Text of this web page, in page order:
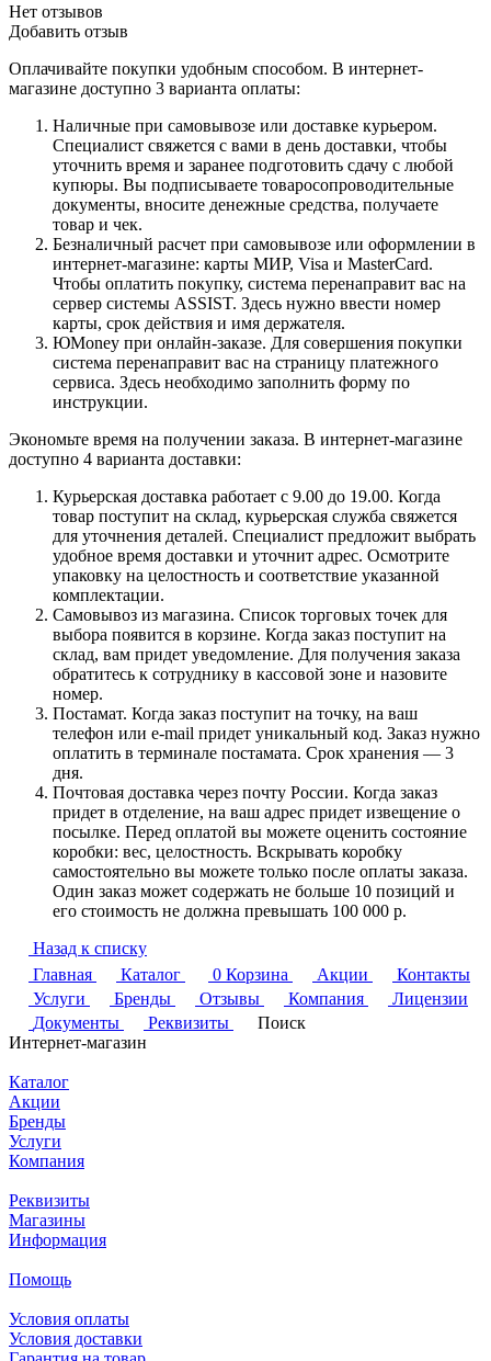
Нет отзывов
Добавить отзыв
Оплачивайте покупки удобным способом. В интернет-
магазине доступно 3 варианта оплаты:
Наличные при самовывозе или доставке курьером.
Специалист свяжется с вами в день доставки, чтобы
уточнить время и заранее подготовить сдачу с любой
купюры. Вы подписываете товаросопроводительные
документы, вносите денежные средства, получаете
товар и чек.
Безналичный расчет при самовывозе или оформлении в
интернет-магазине: карты МИР, Visa и MasterCard.
Чтобы оплатить покупку, система перенаправит вас на
сервер системы ASSIST. Здесь нужно ввести номер
карты, срок действия и имя держателя.
ЮMoney при онлайн-заказе. Для совершения покупки
система перенаправит вас на страницу платежного
сервиса. Здесь необходимо заполнить форму по
инструкции.
Экономьте время на получении заказа. В интернет-магазине
доступно 4 варианта доставки:
Курьерская доставка работает с 9.00 до 19.00. Когда
товар поступит на склад, курьерская служба свяжется
для уточнения деталей. Специалист предложит выбрать
удобное время доставки и уточнит адрес. Осмотрите
упаковку на целостность и соответствие указанной
комплектации.
Самовывоз из магазина. Список торговых точек для
выбора появится в корзине. Когда заказ поступит на
склад, вам придет уведомление. Для получения заказа
обратитесь к сотруднику в кассовой зоне и назовите
номер.
Постамат. Когда заказ поступит на точку, на ваш
телефон или e-mail придет уникальный код. Заказ нужно
оплатить в терминале постамата. Срок хранения — 3
дня.
Почтовая доставка через почту России. Когда заказ
придет в отделение, на ваш адрес придет извещение о
посылке. Перед оплатой вы можете оценить состояние
коробки: вес, целостность. Вскрывать коробку
самостоятельно вы можете только после оплаты заказа.
Один заказ может содержать не больше 10 позиций и
его стоимость не должна превышать 100 000 р.
Назад к списку
Главная
Каталог 0 Корзина Акции
Контакты
Услуги
Бренды Отзывы Компания
Лицензии
Документы
Реквизиты
Поиск
Интернет-магазин
Каталог
Акции
Бренды
Услуги
Компания
Реквизиты
Магазины
Информация
Помощь
Условия оплаты
Условия доставки